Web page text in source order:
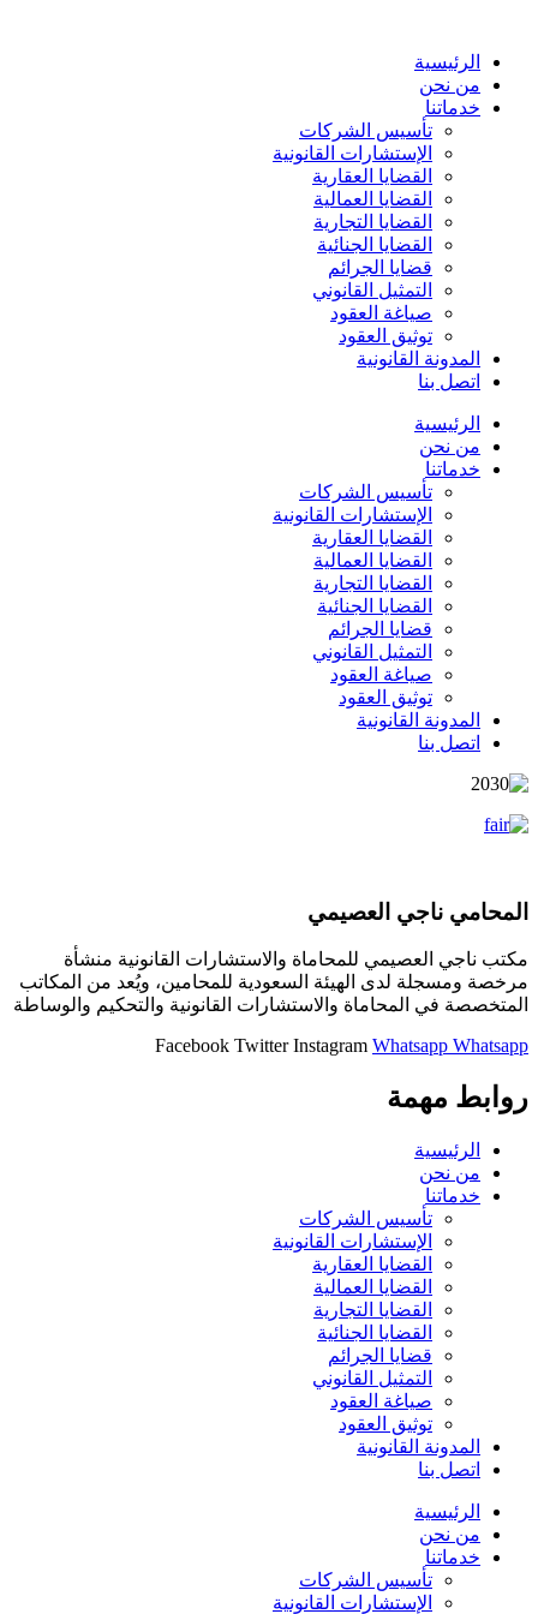
content الرئيسية
من نحن
خدماتنا
تأسيس الشركات
الإستشارات القانونية
القضايا العقارية
القضايا العمالية
القضايا التجارية
القضايا الجنائية
قضايا الجرائم
التمثيل القانوني
صياغة العقود
توثيق العقود
المدونة القانونية
اتصل بنا
الرئيسية
من نحن
خدماتنا
تأسيس الشركات
الإستشارات القانونية
القضايا العقارية
القضايا العمالية
القضايا التجارية
القضايا الجنائية
قضايا الجرائم
التمثيل القانوني
صياغة العقود
توثيق العقود
المدونة القانونية
اتصل بنا
المحامي ناجي العصيمي
مكتب ناجي العصيمي للمحاماة والاستشارات القانونية منشأة
مرخصة ومسجلة لدى الهيئة السعودية للمحامين، ويُعد من المكاتب
المتخصصة في المحاماة والاستشارات القانونية والتحكيم والوساطة
Facebook Twitter Instagram Whatsapp Whatsapp
روابط مهمة
الرئيسية
من نحن
خدماتنا
تأسيس الشركات
الإستشارات القانونية
القضايا العقارية
القضايا العمالية
القضايا التجارية
القضايا الجنائية
قضايا الجرائم
التمثيل القانوني
صياغة العقود
توثيق العقود
المدونة القانونية
اتصل بنا
الرئيسية
من نحن
خدماتنا
تأسيس الشركات
الإستشارات القانونية